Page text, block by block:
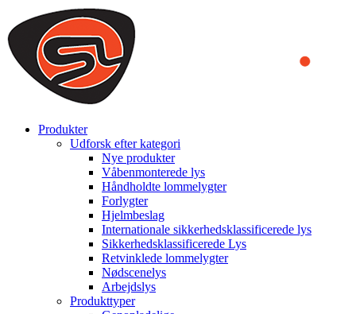
We use cookies to ensure that we provide you the best experience
on our website. By continuing to browse this website, you accept
that cookies are used to help us analyze how the website is used and
to offer you a better experience. To learn more or to find out how
you can disable cookies, you can access our
Produkter
Udforsk efter kategori
Nye produkter
Våbenmonterede lys
Håndholdte lommelygter
Forlygter
Hjelmbeslag
Internationale sikkerhedsklassificerede lys
Sikkerhedsklassificerede Lys
Retvinklede lommelygter
Nødscenelys
Arbejdslys
Produkttyper